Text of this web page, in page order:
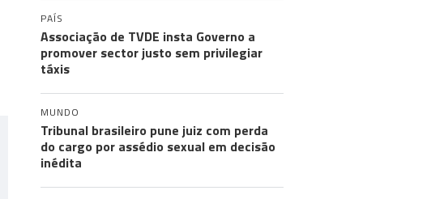
PAÍS
Associação de TVDE insta Governo a
promover sector justo sem privilegiar
táxis
MUNDO
Tribunal brasileiro pune juiz com perda
do cargo por assédio sexual em decisão
inédita